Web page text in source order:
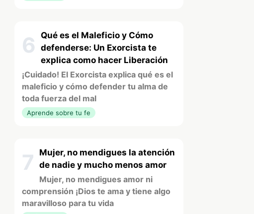
6
Qué es el Maleficio y Cómo
defenderse: Un Exorcista te
explica como hacer Liberación
¡Cuidado! El Exorcista explica qué es el
maleficio y cómo defender tu alma de
toda fuerza del mal
Aprende sobre tu fe
7
Mujer, no mendigues la atención
de nadie y mucho menos amor
Mujer, no mendigues amor ni
comprensión ¡Dios te ama y tiene algo
maravilloso para tu vida